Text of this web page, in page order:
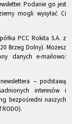
Podanie go jest
mogli wysyłać Ci
PCC Rokita S.A. z
Brzeg Dolny). Możesz
danych e-mailowo:
– podstawą
interesów i
bezpośredni naszych